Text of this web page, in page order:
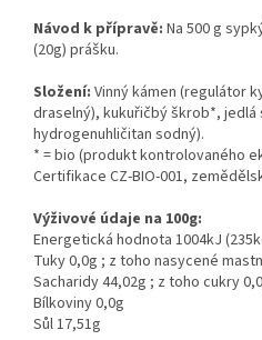
Návod k přípravě: Na 500 g
(20g) prášku.
Složení: Vinný kámen (regulátor
draselný), kukuřičbý škrob*, jedlá
hydrogenuhličitan sodný).
* = bio (produkt kontrolovaného
Certifikace CZ-BIO-001,
Výživové údaje na 100g:
Energetická hodnota 1004kJ
Tuky 0,0g ; z toho nasycené
Sacharidy 44,02g ; z toho cukry
Bílkoviny 0,0g
Sůl 17,51g